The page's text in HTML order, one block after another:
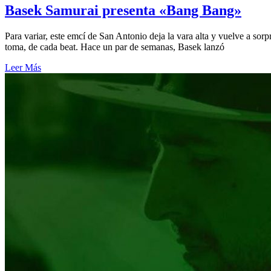
Basek Samurai presenta «Bang Bang»
Para variar, este emcí de San Antonio deja la vara alta y vuelve a
toma, de cada beat. Hace un par de semanas, Basek lanzó
Leer Más